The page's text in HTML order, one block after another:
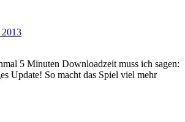
5 Minuten Downloadzeit muss ich sagen:
Update! So macht das Spiel viel mehr